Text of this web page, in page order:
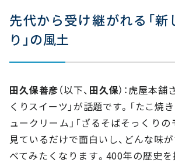
先代から受け継がれる「新
り」の風土
田久保善彦（以下、 田久保）：虎屋本
くりスイーツ」が話題です。「たこ焼
ュークリーム」「ざるそばそっくりの
見ているだけで面白いし、どんな味
べてみたくなります。400年の歴史